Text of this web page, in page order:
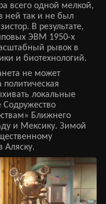
всего одной мелкой,
ней так и не был
В результате,
ЭВМ 1950-х
рывок в
и биотехнологий.
не может
политическая
локальные
Содружество
Ближнего
и Мексику. Зимой
Аляску.